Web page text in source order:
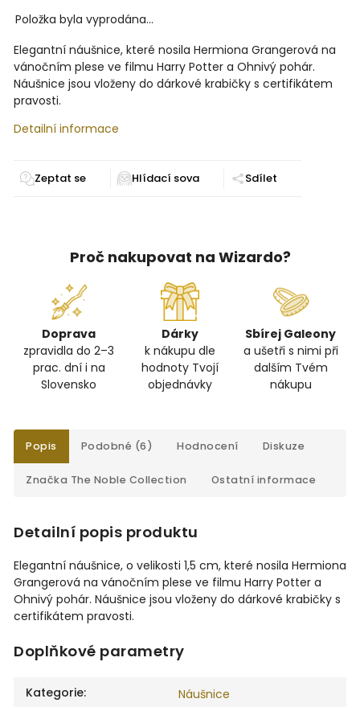
Položka byla vyprodána…
Elegantní náušnice, které nosila Hermiona Grangerová na
vánočním plese ve filmu Harry Potter a Ohnivý pohár.
Náušnice jsou vloženy do dárkové krabičky s certifikátem
pravosti.
Detailní informace
Zeptat se Sdílet
Proč nakupovat na Wizardo?
Doprava
zpravidla do 2–3
prac. dní i na
Slovensko
Dárky
k nákupu dle
hodnoty Tvojí
objednávky
Sbírej Galeony
a ušetři s nimi při
dalším Tvém
nákupu
Popis Podobné (6) Hodnocení Diskuze
Značka The Noble Collection Ostatní informace
Detailní popis produktu
Elegantní náušnice, o velikosti 1,5 cm, které nosila Hermiona
Grangerová na vánočním plese ve filmu Harry Potter a
Ohnivý pohár. Náušnice jsou vloženy do dárkové krabičky s
certifikátem pravosti.
Doplňkové parametry
Kategorie: Náušnice